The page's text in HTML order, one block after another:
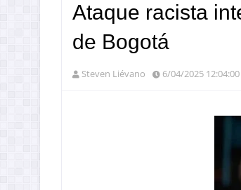
Ataque racista
de Bogotá
Steven Liévano 6/04/2025